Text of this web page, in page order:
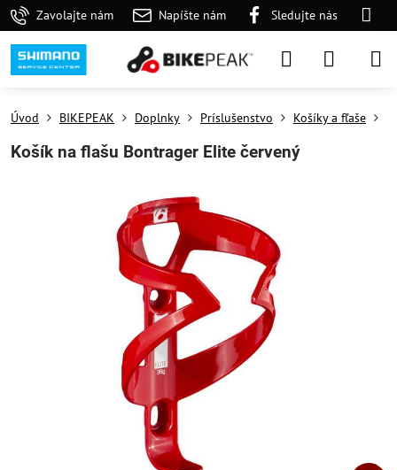
Zavolajte nám Napíšte nám Sledujte nás
Úvod BIKEPEAK Doplnky Príslušenstvo Košíky a fľaše
Košík na flašu Bontrager Elite červený